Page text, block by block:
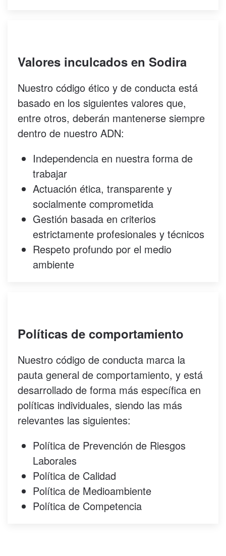
Valores inculcados en Sodira
Nuestro código ético y de conducta está
basado en los siguientes valores que,
entre otros, deberán mantenerse siempre
dentro de nuestro ADN:
Independencia en nuestra forma de
trabajar
Actuación ética, transparente y
socialmente comprometida
Gestión basada en criterios
estrictamente profesionales y técnicos
Respeto profundo por el medio
ambiente
Políticas de comportamiento
Nuestro código de conducta marca la
pauta general de comportamiento, y está
desarrollado de forma más específica en
políticas individuales, siendo las más
relevantes las siguientes:
Política de Prevención de Riesgos
Laborales
Política de Calidad
Política de Medioambiente
Política de Competencia